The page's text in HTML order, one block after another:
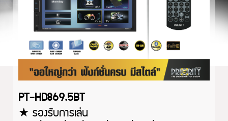
PT-HD869.5BT
★ รองรับการเล่น